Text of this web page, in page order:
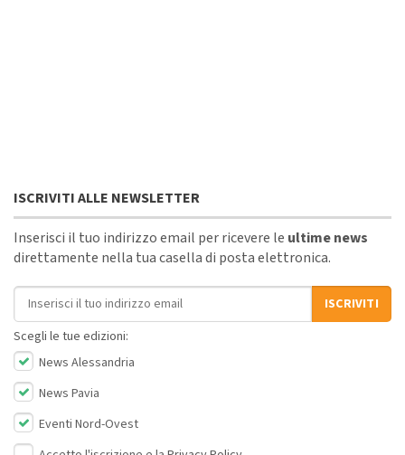
ISCRIVITI ALLE NEWSLETTER
Inserisci il tuo indirizzo email per ricevere le ultime news
direttamente nella tua casella di posta elettronica.
Indirizzo email
ISCRIVITI
Scegli le tue edizioni:
News Alessandria
News Pavia
Eventi Nord-Ovest